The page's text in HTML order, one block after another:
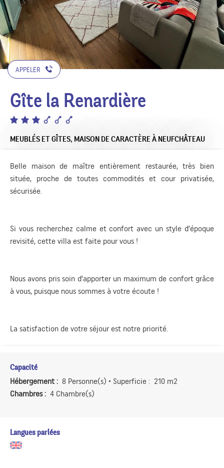
APPELER
Gîte la Renardière
MEUBLÉS ET GÎTES, MAISON DE CARACTÈRE À NEUFCHÂTEAU
Belle maison de maître entièrement restaurée, très bien
située, proche de toutes commodités et cour privatisée,
sécurisée.
Si vous recherchez calme et confort avec un style d’époque
revisité, cette villa est faite pour vous !
Nous avons pris soin d’apporter un maximum de confort grâce
à vous, puisque nous sommes à votre écoute !
La satisfaction de votre séjour est notre priorité.
Capacité
Hébergement : 8 Personne(s) • Superficie : 210 m2
Chambres : 4 Chambre(s)
Langues parlées